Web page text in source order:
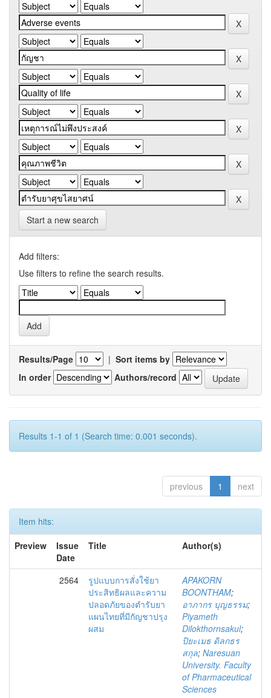
Start a new search
Add filters:
Use filters to refine the search results.
Results/Page | Sort items by
In order
Authors/record
Results 1-1 of 1 (Search time: 0.001 seconds).
previous 1 next
Item hits:
Preview
Issue
Date
Title Author(s)
2564
รูปแบบการสั่งใช้ยา
ประสิทธิผลและความ
ปลอดภัยของตำรับยา
แผนไทยที่มีกัญชาปรุง
ผสม
APAKORN
BOONTHAM;
อาภากร บุญธรรม;
Piyameth
Dilokthornsakul;
ปิยะเมธ ดิลกธร
สกุล; Naresuan
University. Faculty
of Pharmaceutical
Sciences